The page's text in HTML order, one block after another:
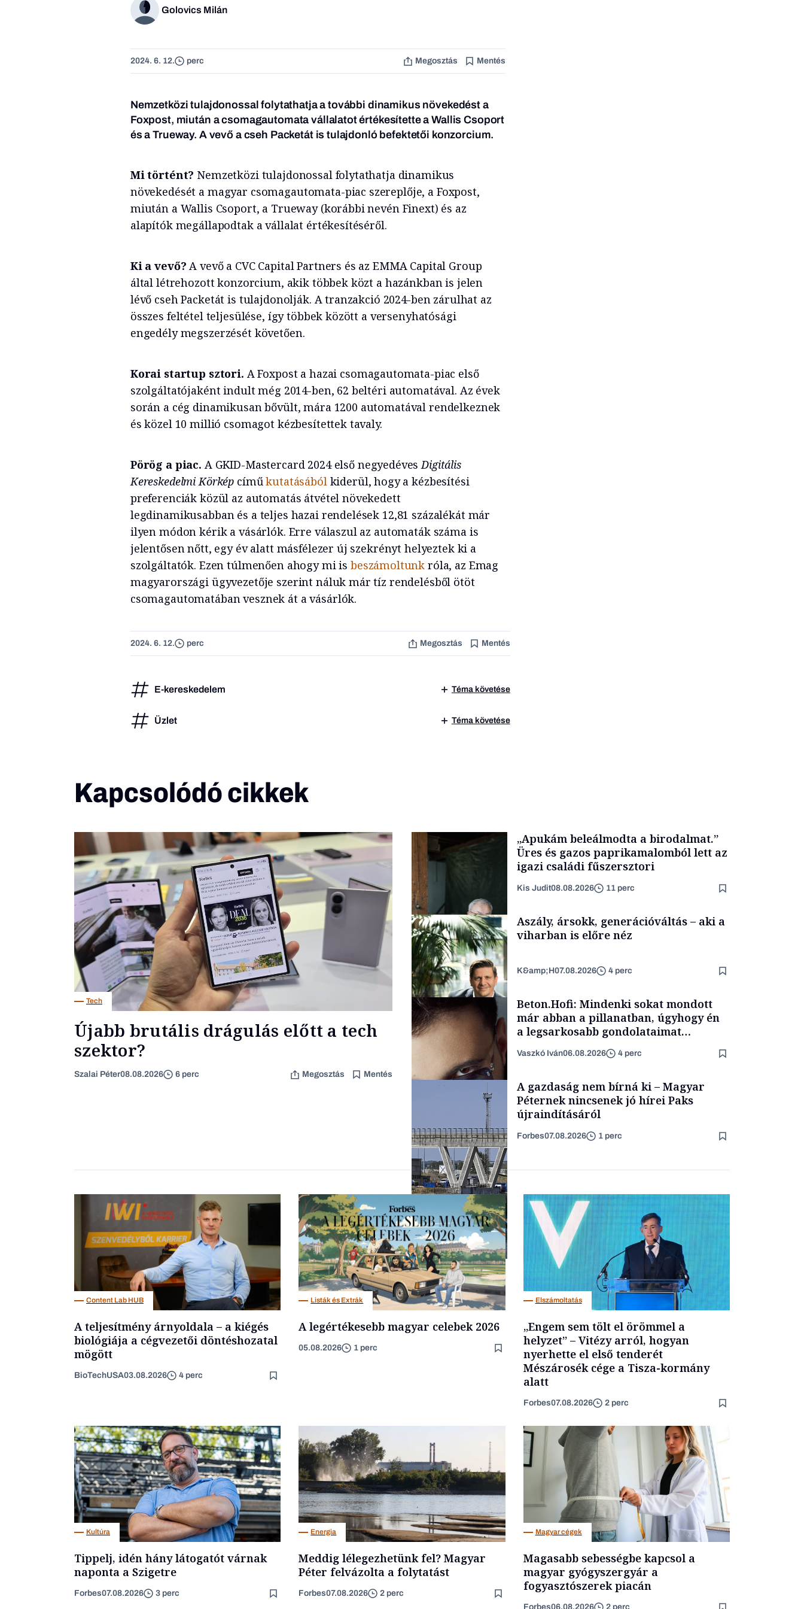
Golovics Milán
2024. 6. 12. perc Megosztás Mentés
Nemzetközi tulajdonossal folytathatja a további dinamikus növekedést a
Foxpost, miután a csomagautomata vállalatot értékesítette a Wallis Csoport
és a Trueway. A vevő a cseh Packetát is tulajdonló befektetői konzorcium.
Mi történt? Nemzetközi tulajdonossal folytathatja dinamikus
növekedését a magyar csomagautomata-piac szereplője, a Foxpost,
miután a Wallis Csoport, a Trueway (korábbi nevén Finext) és az
alapítók megállapodtak a vállalat értékesítéséről.
Ki a vevő? A vevő a CVC Capital Partners és az EMMA Capital Group
által létrehozott konzorcium, akik többek közt a hazánkban is jelen
lévő cseh Packetát is tulajdonolják. A tranzakció 2024-ben zárulhat az
összes feltétel teljesülése, így többek között a versenyhatósági
engedély megszerzését követően.
Korai startup sztori. A Foxpost a hazai csomagautomata-piac első
szolgáltatójaként indult még 2014-ben, 62 beltéri automatával. Az évek
során a cég dinamikusan bővült, mára 1200 automatával rendelkeznek
és közel 10 millió csomagot kézbesítettek tavaly.
Pörög a piac. A GKID-Mastercard 2024 első negyedéves Digitális
Kereskedelmi Körkép címűkutatásából kiderül, hogy a kézbesítési
preferenciák közül az automatás átvétel növekedett
legdinamikusabban és a teljes hazai rendelések 12,81 százalékát már
ilyen módon kérik a vásárlók. Erre válaszul az automaták száma is
jelentősen nőtt, egy év alatt másfélezer új szekrényt helyeztek ki a
szolgáltatók. Ezen túlmenően ahogy mi is beszámoltunk róla, az Emag
magyarországi ügyvezetője szerint náluk már tíz rendelésből ötöt
csomagautomatában vesznek át a vásárlók.
2024. 6. 12. perc Megosztás Mentés
E-kereskedelem Téma követése
Üzlet Téma követése
Kapcsolódó cikkek
Tech
Újabb brutális drágulás előtt a tech
szektor?
Szalai Péter08.08.2026 6 perc Megosztás Mentés
Családi vállalkozások
„Apukám beleálmodta a birodalmat.”
Üres és gazos paprikamalomból lett az
igazi családi fűszersztori
Kis Judit08.08.2026 11 perc
TÁMOGATÓI
TARTALOM
Aszály, ársokk, generációváltás – aki a
viharban is előre néz
K&amp;H07.08.2026 4 perc
Forbes-sztori
Beton.Hofi: Mindenki sokat mondott
már abban a pillanatban, úgyhogy én
a legsarkosabb gondolataimat
Vaszkó Iván06.08.2026 4 perc
Energia
A gazdaság nem bírná ki – Magyar
Péternek nincsenek jó hírei Paks
újraindításáról
Forbes07.08.2026 1 perc
Content Lab HUB
A teljesítmény árnyoldala – a kiégés
biológiája a cégvezetői döntéshozatal
mögött
BioTechUSA03.08.2026 4 perc
Listák és Extrák
A legértékesebb magyar celebek 2026
05.08.2026 1 perc
Elszámoltatás
„Engem sem tölt el örömmel a
helyzet” – Vitézy arról, hogyan
nyerhette el első tenderét
Mészárosék cége a Tisza-kormány
alatt
Forbes07.08.2026 2 perc
Kultúra
Tippelj, idén hány látogatót várnak
naponta a Szigetre
Forbes07.08.2026 3 perc
Energia
Meddig lélegezhetünk fel? Magyar
Péter felvázolta a folytatást
Forbes07.08.2026 2 perc
Magyar cégek
Magasabb sebességbe kapcsol a
magyar gyógyszergyár a
fogyasztószerek piacán
Forbes06.08.2026 2 perc